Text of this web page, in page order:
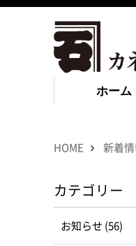
ホーム
HOME 新着
カテゴリー
お知らせ (56)